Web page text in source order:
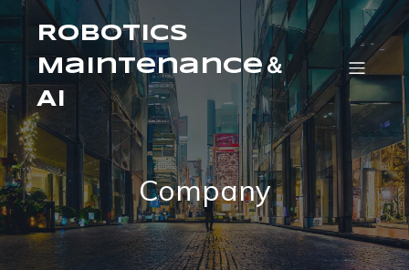
Robotics
Maintenance＆
AI
Company